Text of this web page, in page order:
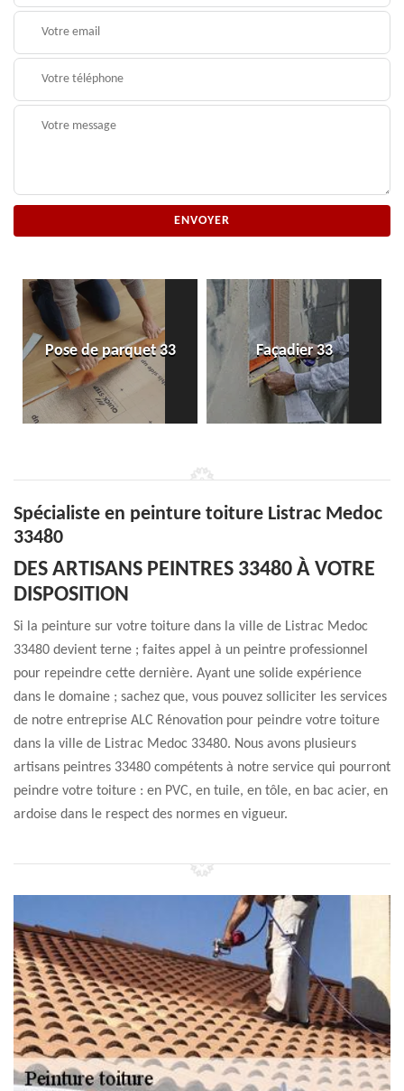
Pose de parquet 33 Façadier 33
Spécialiste en peinture toiture Listrac Medoc
33480
DES ARTISANS PEINTRES 33480 À VOTRE
DISPOSITION
Si la peinture sur votre toiture dans la ville de Listrac Medoc
33480 devient terne ; faites appel à un peintre professionnel
pour repeindre cette dernière. Ayant une solide expérience
dans le domaine ; sachez que, vous pouvez solliciter les services
de notre entreprise ALC Rénovation pour peindre votre toiture
dans la ville de Listrac Medoc 33480. Nous avons plusieurs
artisans peintres 33480 compétents à notre service qui pourront
peindre votre toiture : en PVC, en tuile, en tôle, en bac acier, en
ardoise dans le respect des normes en vigueur.